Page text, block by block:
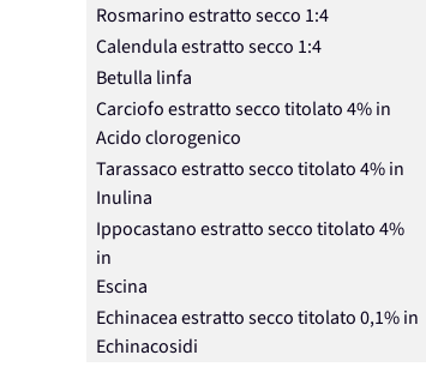
Rosmarino estratto secco 1:4
Calendula estratto secco 1:4
Betulla linfa
Carciofo estratto secco titolato 4% in
Acido clorogenico
Tarassaco estratto secco titolato 4% in
Inulina
Ippocastano estratto secco titolato 4%
in
Escina
Echinacea estratto secco titolato 0,1% in
Echinacosidi